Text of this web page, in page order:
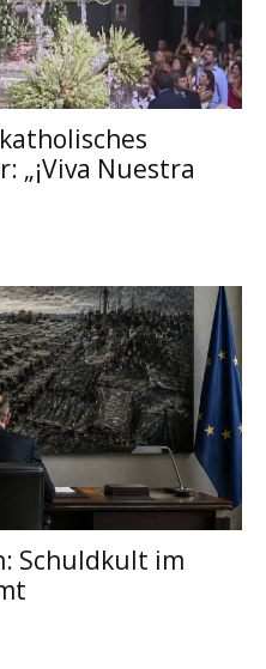
„¡Viva Nuestra
Schuldkult im